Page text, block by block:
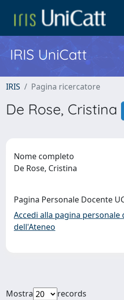
IRIS UniCatt
IRIS Pagina ricercatore
De Rose, Cristina
Nome completo
De Rose, Cristina
Pagina Personale Docente
Accedi alla pagina personale
dell'Ateneo
Mostra
records